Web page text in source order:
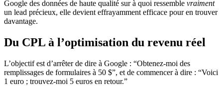
Google des données de haute qualité sur à quoi ressemble vraiment
un lead précieux, elle devient effrayamment efficace pour en trouver
davantage.
Du CPL à l’optimisation du revenu réel
L’objectif est d’arrêter de dire à Google : “Obtenez-moi des
remplissages de formulaires à 50 $”, et de commencer à dire : “Voici
1 euro ; trouvez-moi 5 euros en retour.”